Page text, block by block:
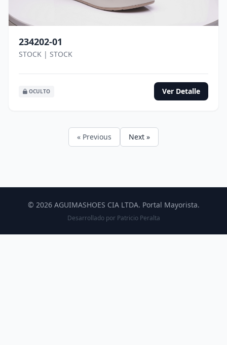
234202-01
STOCK | STOCK
OCULTO Ver Detalle
« Previous Next »
© 2026 AGUIMASHOES CIA LTDA. Portal Mayorista.
Desarrollado por Patricio Peralta